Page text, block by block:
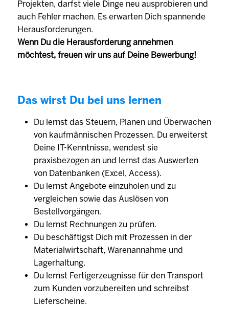
Projekten, darfst viele Dinge neu ausprobieren und
auch Fehler machen. Es erwarten Dich spannende
Herausforderungen.
Wenn Du die Herausforderung annehmen
möchtest, freuen wir uns auf Deine Bewerbung!
Das wirst Du bei uns lernen
Du lernst das Steuern, Planen und Überwachen
von kaufmännischen Prozessen. Du erweiterst
Deine IT-Kenntnisse, wendest sie
praxisbezogen an und lernst das Auswerten
von Datenbanken (Excel, Access).
Du lernst Angebote einzuholen und zu
vergleichen sowie das Auslösen von
Bestellvorgängen.
Du lernst Rechnungen zu prüfen.
Du beschäftigst Dich mit Prozessen in der
Materialwirtschaft, Warenannahme und
Lagerhaltung.
Du lernst Fertigerzeugnisse für den Transport
zum Kunden vorzubereiten und schreibst
Lieferscheine.